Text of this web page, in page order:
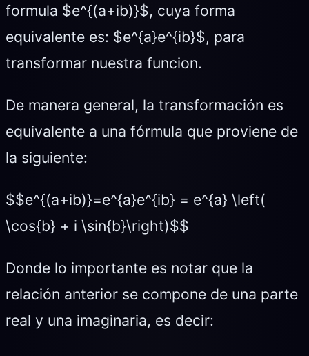
formula $e^{(a+ib)}$, cuya forma
equivalente es: $e^{a}e^{ib}$, para
transformar nuestra funcion.
De manera general, la transformación es
equivalente a una fórmula que proviene de
la siguiente:
$$e^{(a+ib)}=e^{a}e^{ib} = e^{a} \left(
\cos{b} + i \sin{b}\right)$$
Donde lo importante es notar que la
relación anterior se compone de una parte
real y una imaginaria, es decir: